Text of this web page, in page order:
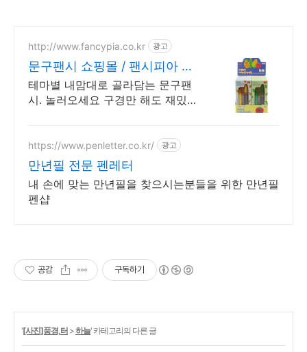
http://www.fancypia.co.kr 광고
문구팬시 쇼핑몰 / 팬시피아 우
수고객 추가 최대 5%할인
테마별 내맘대로 골라담는 문구팬
시. 놀러오세요 구경만 해도 재밌
https://www.penletter.co.kr/ 광고
만년필 전문 펜레터
내 손에 맞는 만년필을 찾으시는분들을 위한 만년필
펜샵
공감 구독하기
'[사진]풍경,터 >하늘' 카테고리의 다른 글